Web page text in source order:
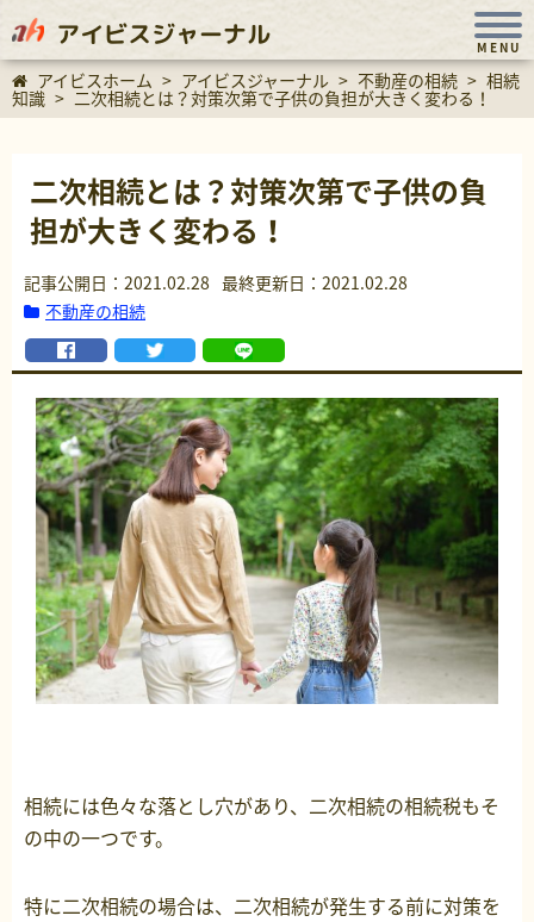
アイビスジャーナル MENU
アイビスホーム > アイビスジャーナル > 不動産の相続 > 相続
知識 > 二次相続とは？対策次第で子供の負担が大きく変わる！
二次相続とは？対策次第で子供の負
担が大きく変わる！
記事公開日：2021.02.28 最終更新日：2021.02.28
不動産の相続
相続には色々な落とし穴があり、二次相続の相続税もそ
の中の一つです。
特に二次相続の場合は、二次相続が発生する前に対策を